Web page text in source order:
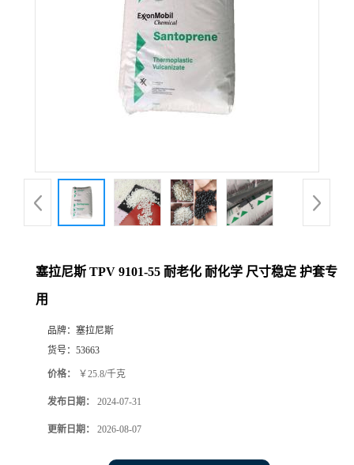
塞拉尼斯 TPV 9101-55 耐老化 耐化学 尺寸稳定 护套专
用
品牌： 塞拉尼斯
货号： 53663
价格： ￥25.8/千克
发布日期： 2024-07-31
更新日期： 2026-08-07